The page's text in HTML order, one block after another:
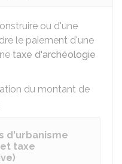
ou d'une
le paiement d'une
taxe d'archéologie
du montant de
d'urbanisme
taxe